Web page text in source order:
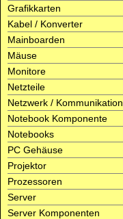
Grafikkarten
Kabel / Konverter
Mainboarden
Mäuse
Monitore
Netzteile
Netzwerk / Kommunikation
Notebook Komponente
Notebooks
PC Gehäuse
Projektor
Prozessoren
Server
Server Komponenten